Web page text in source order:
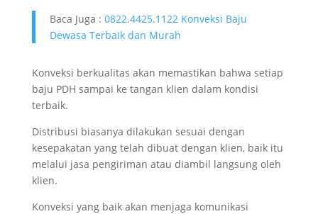
Baca Juga : 0822.4425.1122 Konveksi Baju
Dewasa Terbaik dan Murah
Konveksi berkualitas akan memastikan bahwa setiap
baju PDH sampai ke tangan klien dalam kondisi
terbaik.
Distribusi biasanya dilakukan sesuai dengan
kesepakatan yang telah dibuat dengan klien, baik itu
melalui jasa pengiriman atau diambil langsung oleh
klien.
Konveksi yang baik akan menjaga komunikasi